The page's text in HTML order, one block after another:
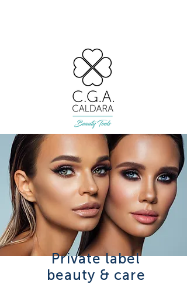
Private label
beauty & care